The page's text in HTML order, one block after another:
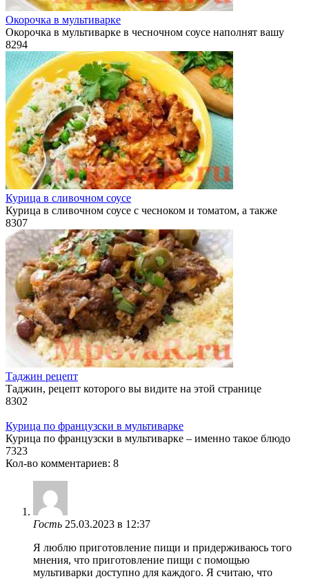
Окорочка в мультиварке
Окорочка в мультиварке в чесночном соусе наполнят вашу
8294
Курица в сливочном соусе
Курица в сливочном соусе с чесноком и томатом, а также
8307
Таджин рецепт
Таджин, рецепт которого вы видите на этой странице
8302
Курица по французски в мультиварке
Курица по французски в мультиварке – именно такое блюдо
7323
Кол-во комментариев: 8
Гость 25.03.2023 в 12:37
Я люблю приготовление пищи и придерживаюсь того
мнения, что приготовление пищи с помощью
мультиварки доступно для каждого. Я считаю, что